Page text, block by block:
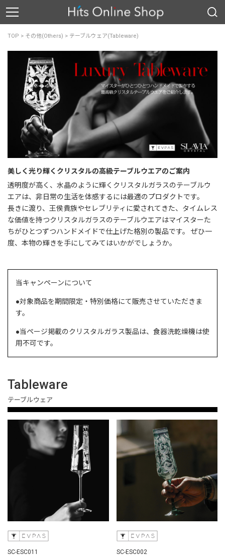
TOP > その他(Others) > テーブルウェア(Tableware)
美しく光り輝くクリスタルの高級テーブルウエアのご案内
透明度が高く、水晶のように輝くクリスタルガラスのテーブルウ
エアは、非日常の生活を体感するには最適のプロダクトです。
長きに渡り、王侯貴族やセレブリティに愛されてきた、タイムレス
な価値を持つクリスタルガラスのテーブルウエアはマイスターた
ちがひとつずつハンドメイドで仕上げた格別の製品です。 ぜひ一
度、本物の輝きを手にしてみてはいかがでしょうか。
当キャンペーンについて
●対象商品を期間限定・特別価格にて販売させていただきま
す。
●当ページ掲載のクリスタルガラス製品は、食器洗乾燥機は使
用不可です。
Tableware
テーブルウェア
SC-ESC011 SC-ESC002